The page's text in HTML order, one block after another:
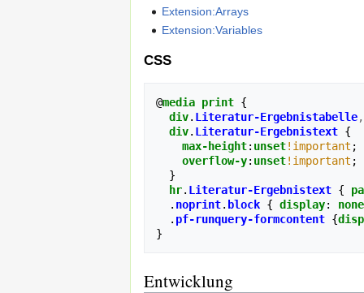
Extension:Arrays
Extension:Variables
CSS
@media print {
div. Literatur-Ergebnistabelle,
div. Literatur-Ergebnistext {
max-height: unset!important ;
overflow-y: unset!important ;
}
hr. Literatur-Ergebnistext {
. noprint. block { display:
none
. pf-runquery-formcontent {
}
Entwicklung